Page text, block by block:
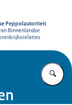
Peppolautoriteit
Binnenlandse